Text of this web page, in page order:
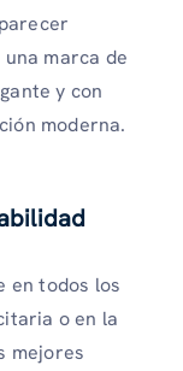
marca de
y con
moderna.
en todos los
o en la
mejores